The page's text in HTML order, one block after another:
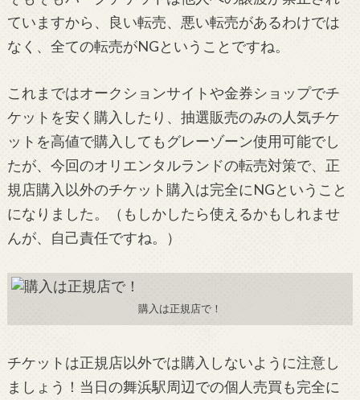
ていますから、良い転売、悪い転売があるわけでは
なく、全ての転売がNGということですね。
これまではオークションサイトや金券ショップでチ
ケットを安く購入したり、抽選販売のみの人気チケ
ットを高値で購入してもグレーゾーン使用可能でし
たが、今回のオリエンタルランドの転売対策で、正
規店購入以外のチケット購入は完全にNGということ
になりました。（もしかしたら使えるかもしれませ
んが、自己責任ですね。）
購入は正規店で！
チケットは正規店以外では購入しないように注意し
ましょう！当日の舞浜駅周辺での個人売買も完全に